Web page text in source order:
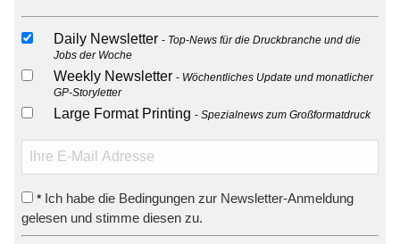
Daily Newsletter
Top-News für die Druckbranche und die
Jobs der Woche
Weekly Newsletter
Wöchentliches Update und monatlicher
GP-Storyletter
Large Format Printing Spezialnews zum Großformatdruck
* Ich habe die Bedingungen zur Newsletter-Anmeldung
gelesen und stimme diesen zu.